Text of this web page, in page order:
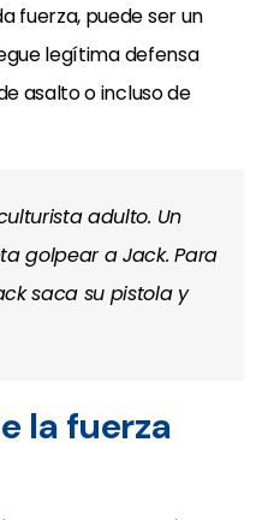
fuerza, puede ser un
legítima defensa
asalto o incluso de
adulto. Un
golpear a Jack. Para
saca su pistola y
la fuerza